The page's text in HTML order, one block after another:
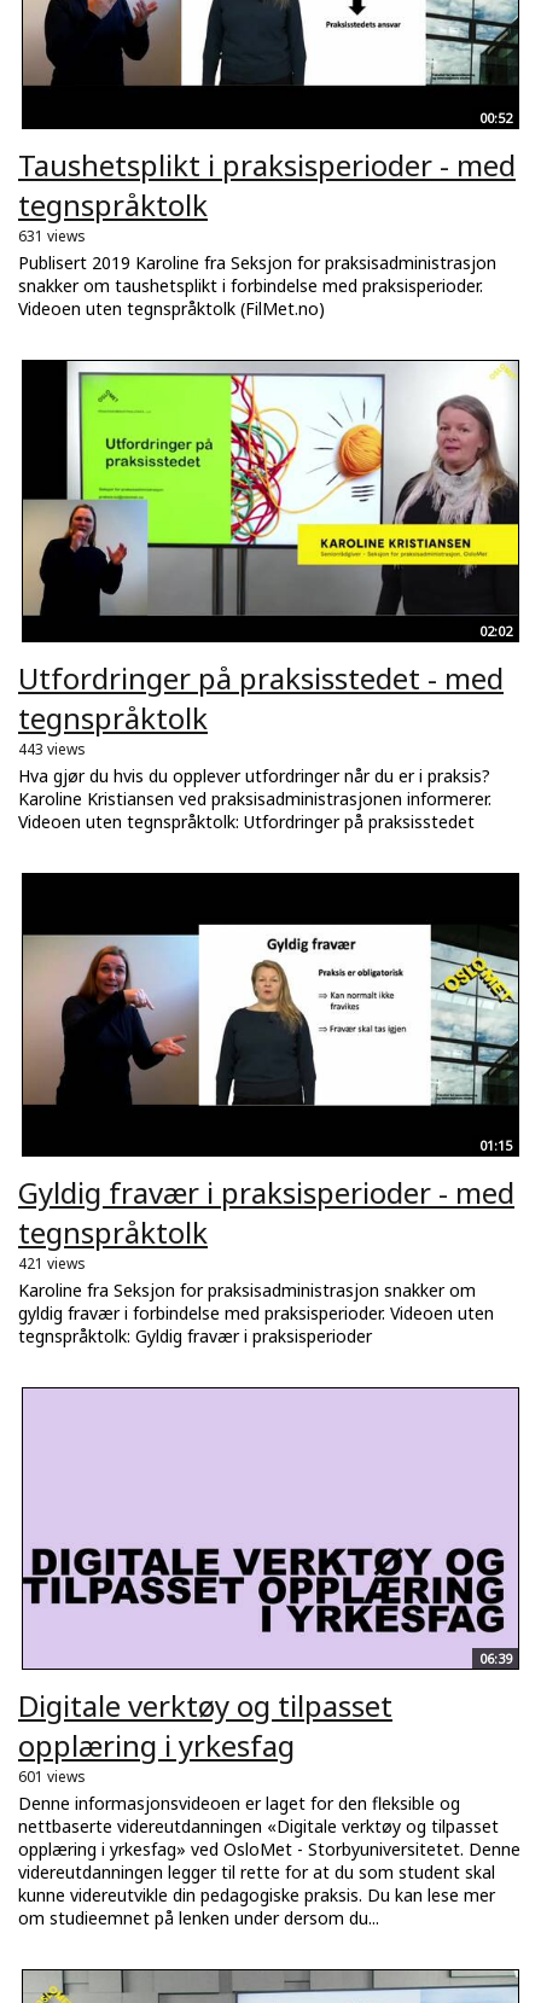
00:52
Taushetsplikt i praksisperioder - med
tegnspråktolk
631 views
Publisert 2019 Karoline fra Seksjon for praksisadministrasjon
snakker om taushetsplikt i forbindelse med praksisperioder.
Videoen uten tegnspråktolk (FilMet.no)
02:02
Utfordringer på praksisstedet - med
tegnspråktolk
443 views
Hva gjør du hvis du opplever utfordringer når du er i praksis?
Karoline Kristiansen ved praksisadministrasjonen informerer.
Videoen uten tegnspråktolk: Utfordringer på praksisstedet
01:15
Gyldig fravær i praksisperioder - med
tegnspråktolk
421 views
Karoline fra Seksjon for praksisadministrasjon snakker om
gyldig fravær i forbindelse med praksisperioder. Videoen uten
tegnspråktolk: Gyldig fravær i praksisperioder
06:39
Digitale verktøy og tilpasset
opplæring i yrkesfag
601 views
Denne informasjonsvideoen er laget for den fleksible og
nettbaserte videreutdanningen «Digitale verktøy og tilpasset
opplæring i yrkesfag» ved OsloMet - Storbyuniversitetet. Denne
videreutdanningen legger til rette for at du som student skal
kunne videreutvikle din pedagogiske praksis. Du kan lese mer
om studieemnet på lenken under dersom du...